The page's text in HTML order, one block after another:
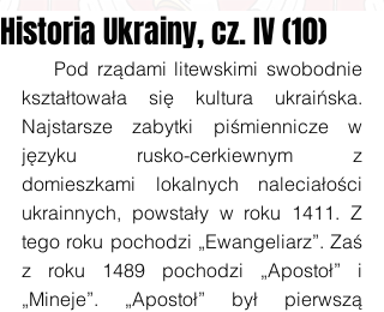
Historia Ukrainy, cz. IV (10)
Pod rządami litewskimi swobodnie
kształtowała się kultura ukraińska.
Najstarsze zabytki piśmiennicze w
języku rusko-cerkiewnym z
domieszkami lokalnych naleciałości
ukrainnych, powstały w roku 1411. Z
tego roku pochodzi „Ewangeliarz”. Zaś
z roku 1489 pochodzi „Apostoł” i
„Mineje”. „Apostoł” był pierwszą